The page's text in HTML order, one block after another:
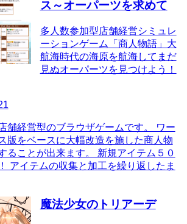
ス～オーパーツを求めて
多人数参加型店舗経営シミュレ
ーションゲーム「商人物語」大
航海時代の海原を航海してまだ
見ぬオーパーツを見つけよう！
舗経営型のブラウザゲームです。 ワー
版をベースに大幅改造を施した商人物
ることが出来ます。 新規アイテム５０
アイテムの収集と加工を繰り返したま
魔法少女のトリアーデ